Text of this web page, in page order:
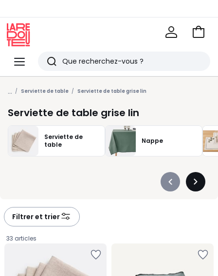
Menu
Redoute
Rechercher
Derniers
articles
vus
Voir
... Serviette de table Serviette de table grise lin
Serviette de table grise lin
Serviette de
table
Nappe
Précédent
Filtrer et trier
33 articles